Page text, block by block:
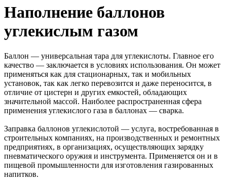
Наполнение баллонов
углекислым газом
Баллон — универсальная тара для углекислоты. Главное его
качество — заключается в условиях использования. Он может
применяться как для стационарных, так и мобильных
установок, так как легко перевозится и даже переносится, в
отличие от цистерн и других емкостей, обладающих
значительной массой. Наиболее распространенная сфера
применения углекислого газа в баллонах — сварка.
Заправка баллонов углекислотой — услуга, востребованная в
строительных компаниях, на производственных и ремонтных
предприятиях, в организациях, осуществляющих зарядку
пневматического оружия и инструмента. Применяется он и в
пищевой промышленности для изготовления газированных
напитков.